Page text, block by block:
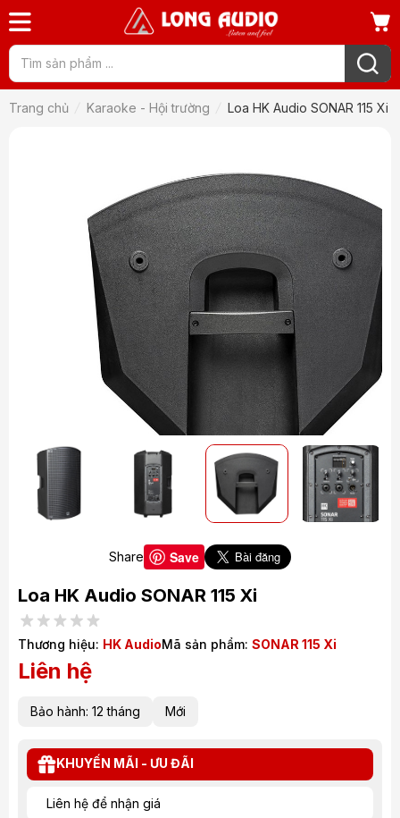
Trang chủ Karaoke - Hội trường Loa HK Audio SONAR 115 Xi
Share Save
Loa HK Audio SONAR 115 Xi
Thương hiệu: HK AudioMã sản phẩm: SONAR 115 Xi
Liên hệ
Bảo hành: 12 tháng Mới
KHUYẾN MÃI - ƯU ĐÃI
Liên hệ để nhận giá